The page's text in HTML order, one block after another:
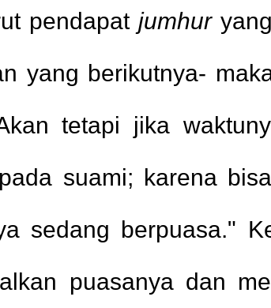
pendapatjumhur
yang berikutnya-
tetapi jika
suami; karena
sedang berpuasa."
puasanya dan